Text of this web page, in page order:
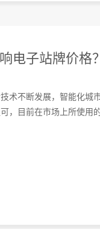
电子站牌价格？
术不断发展，智能化城
，目前在市场上所使用